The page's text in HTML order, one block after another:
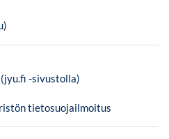
)
-sivustolla)
tietosuojailmoitus